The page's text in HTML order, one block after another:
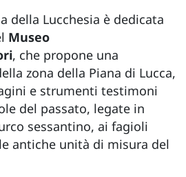
della Lucchesia è dedicata
Museo
, che propone una
zona della Piana di Lucca,
e strumenti testimoni
del passato, legate in
sessantino, ai fagioli
antiche unità di misura del